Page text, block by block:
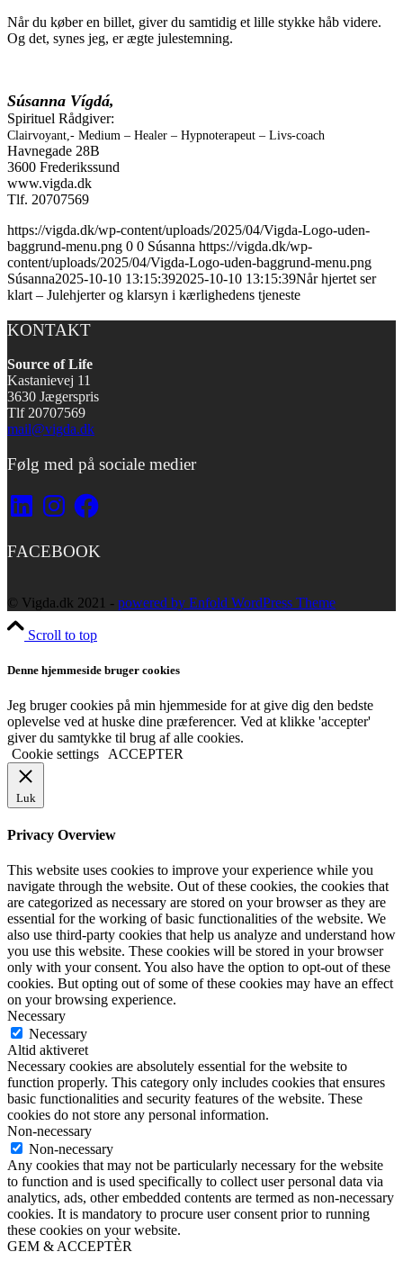
Når du køber en billet, giver du samtidig et lille stykke håb videre.
Og det, synes jeg, er ægte julestemning.
Súsanna Vígdá,
Spirituel Rådgiver:
Clairvoyant,- Medium – Healer – Hypnoterapeut – Livs-coach
Havnegade 28B
3600 Frederikssund
www.vigda.dk
Tlf. 20707569
https://vigda.dk/wp-content/uploads/2025/04/Vigda-Logo-uden-
baggrund-menu.png 0 0 Súsanna https://vigda.dk/wp-
content/uploads/2025/04/Vigda-Logo-uden-baggrund-menu.png
Súsanna2025-10-10 13:15:392025-10-10 13:15:39Når hjertet ser
klart – Julehjerter og klarsyn i kærlighedens tjeneste
KONTAKT
Source of Life
Kastanievej 11
3630 Jægerspris
Tlf 20707569
mail@vigda.dk
Følg med på sociale medier
LinkedInInstagramFacebook
FACEBOOK
© Vigda.dk 2021 - powered by Enfold WordPress Theme
Scroll to top
Denne hjemmeside bruger cookies
Jeg bruger cookies på min hjemmeside for at give dig den bedste
oplevelse ved at huske dine præferencer. Ved at klikke 'accepter'
giver du samtykke til brug af alle cookies.
Cookie settings
ACCEPTER
Luk
Privacy Overview
This website uses cookies to improve your experience while you
navigate through the website. Out of these cookies, the cookies that
are categorized as necessary are stored on your browser as they are
essential for the working of basic functionalities of the website. We
also use third-party cookies that help us analyze and understand how
you use this website. These cookies will be stored in your browser
only with your consent. You also have the option to opt-out of these
cookies. But opting out of some of these cookies may have an effect
on your browsing experience.
Necessary
Necessary
Altid aktiveret
Necessary cookies are absolutely essential for the website to
function properly. This category only includes cookies that ensures
basic functionalities and security features of the website. These
cookies do not store any personal information.
Non-necessary
Non-necessary
Any cookies that may not be particularly necessary for the website
to function and is used specifically to collect user personal data via
analytics, ads, other embedded contents are termed as non-necessary
cookies. It is mandatory to procure user consent prior to running
these cookies on your website.
GEM & ACCEPTÈR